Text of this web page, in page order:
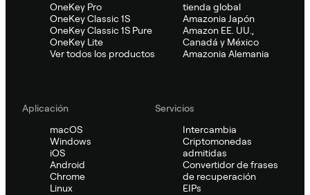
OneKey Pro
OneKey Classic 1S
OneKey Classic 1S Pure
OneKey Lite
Ver todos los productos
tienda global
Amazonia Japón
Amazon EE. UU.,
Canadá y México
Amazonia Alemania
Aplicación
macOS
Windows
iOS
Android
Chrome
Linux
Servicios
Intercambia
Criptomonedas
admitidas
Convertidor de frases
de recuperación
EIPs